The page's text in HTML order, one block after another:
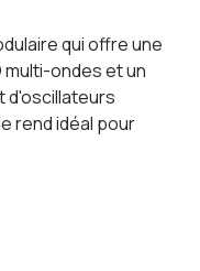
qui offre une
ondes et un
d'oscillateurs
rend idéal pour